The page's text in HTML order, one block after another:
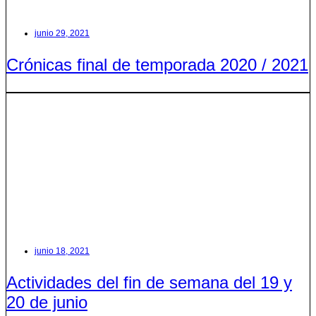
junio 29, 2021
Crónicas final de temporada 2020 / 2021
junio 18, 2021
Actividades del fin de semana del 19 y
20 de junio